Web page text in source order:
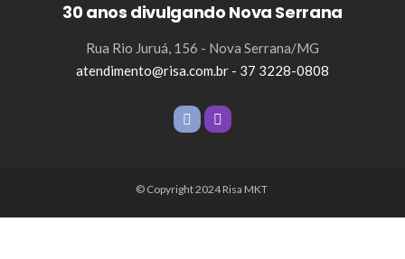
30 anos divulgando Nova Serrana
Rua Rio Juruá, 156 - Nova Serrana/MG
atendimento@risa.com.br - 37 3228-0808
© Copyright 2024 Risa MKT